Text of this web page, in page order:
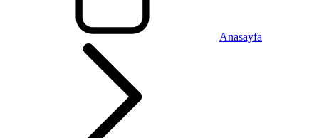
Anasayfa